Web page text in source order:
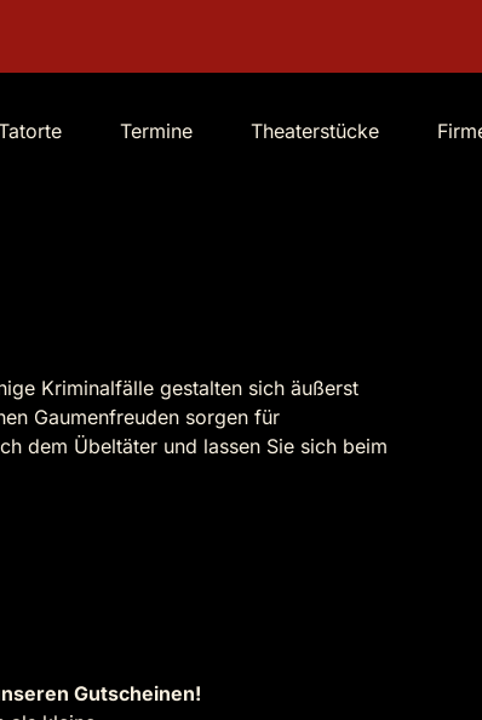
Termine Theaterstücke
Kriminalfälle gestalten sich äußerst
Gaumenfreuden sorgen für
dem Übeltäter und lassen Sie sich beim
Gutscheinen!